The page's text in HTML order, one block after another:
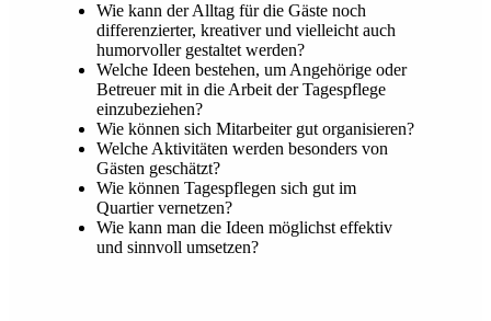
Wie kann der Alltag für die Gäste noch
differenzierter, kreativer und vielleicht auch
humorvoller gestaltet werden?
Welche Ideen bestehen, um Angehörige oder
Betreuer mit in die Arbeit der Tagespflege
einzubeziehen?
Wie können sich Mitarbeiter gut organisieren?
Welche Aktivitäten werden besonders von
Gästen geschätzt?
Wie können Tagespflegen sich gut im
Quartier vernetzen?
Wie kann man die Ideen möglichst effektiv
und sinnvoll umsetzen?